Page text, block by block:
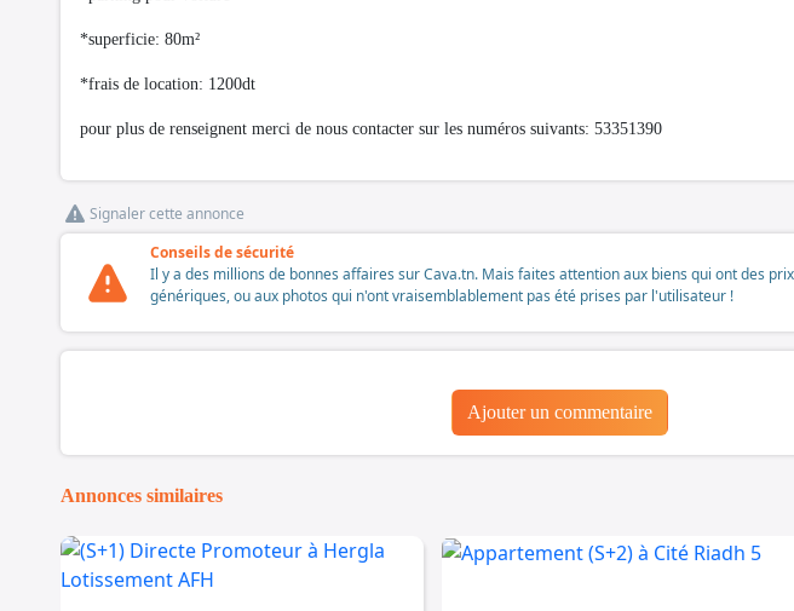
*superficie: 80m²
*frais de location: 1200dt
pour plus de renseignent merci de nous contacter sur les numéros suivants: 53351390
Signaler cette annonce
Conseils de sécurité
Il y a des millions de bonnes affaires sur Cava.tn. Mais faites attention aux biens qui ont des
génériques, ou aux photos qui n'ont vraisemblablement pas été prises par l'utilisateur !
Ajouter un commentaire
Annonces similaires